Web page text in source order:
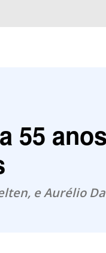
55
e Aurélio